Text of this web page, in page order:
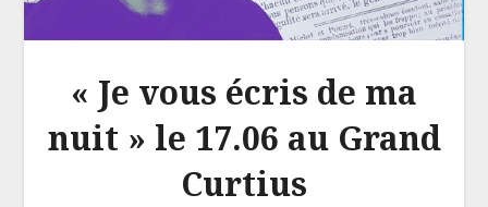
« Je vous écris de ma
nuit » le 17.06 au Grand
Curtius